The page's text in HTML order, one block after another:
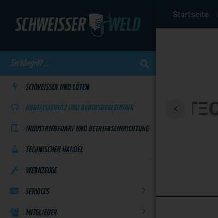
SCHWEISSEN UND LÖTEN
ARBEITSSCHUTZ UND BERUFSBEKLEIDUNG
INDUSTRIEBEDARF UND BETRIEBSEINRICHTUNG
TECHNISCHER HANDEL
WERKZEUGE
SERVICES
MITGLIEDER
main
Startseite